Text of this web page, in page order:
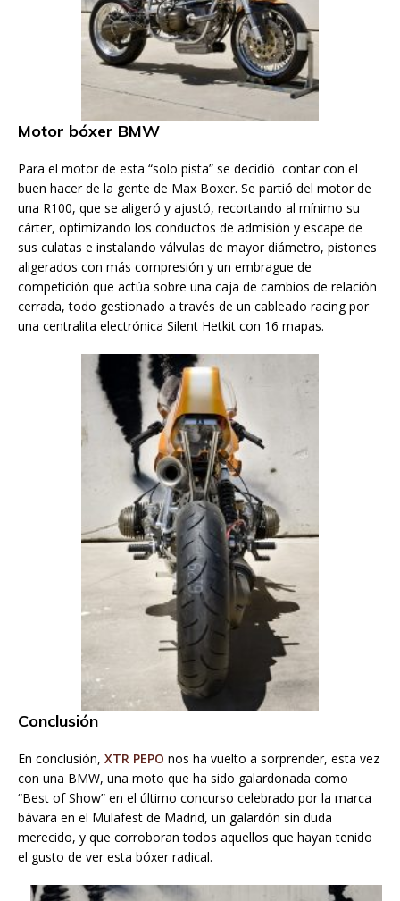
Motor bóxer BMW
Para el motor de esta “solo pista” se decidió contar con el
buen hacer de la gente de Max Boxer. Se partió del motor de
una R100, que se aligeró y ajustó, recortando al mínimo su
cárter, optimizando los conductos de admisión y escape de
sus culatas e instalando válvulas de mayor diámetro, pistones
aligerados con más compresión y un embrague de
competición que actúa sobre una caja de cambios de relación
cerrada, todo gestionado a través de un cableado racing por
una centralita electrónica Silent Hetkit con 16 mapas.
Conclusión
En conclusión, XTR PEPO nos ha vuelto a sorprender, esta vez
con una BMW, una moto que ha sido galardonada como
“Best of Show” en el último concurso celebrado por la marca
bávara en el Mulafest de Madrid, un galardón sin duda
merecido, y que corroboran todos aquellos que hayan tenido
el gusto de ver esta bóxer radical.